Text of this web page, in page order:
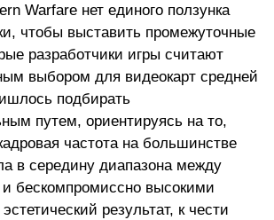
Warfare нет единого ползунка
чтобы выставить промежуточные
разработчики игры считают
выбором для видеокарт средней
подбирать
путем, ориентируясь на то,
частота на большинстве
в середину диапазона между
бескомпромиссно высокими
результат, к чести